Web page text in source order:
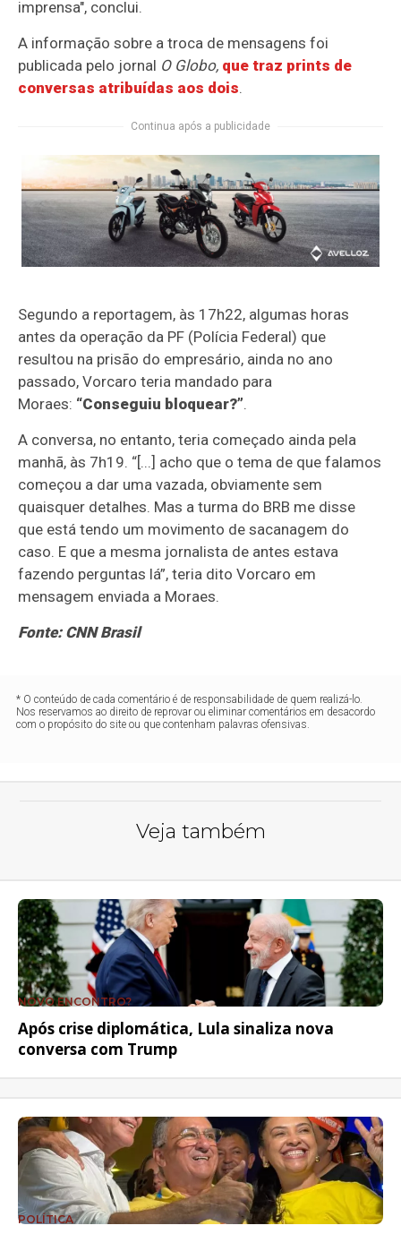
imprensa", conclui.
A informação sobre a troca de mensagens foi
publicada pelo jornal O Globo, que traz prints de
conversas atribuídas aos dois.
Continua após a publicidade
Segundo a reportagem, às 17h22, algumas horas
antes da operação da PF (Polícia Federal) que
resultou na prisão do empresário, ainda no ano
passado, Vorcaro teria mandado para
Moraes: “Conseguiu bloquear?”.
A conversa, no entanto, teria começado ainda pela
manhã, às 7h19. “[...] acho que o tema de que falamos
começou a dar uma vazada, obviamente sem
quaisquer detalhes. Mas a turma do BRB me disse
que está tendo um movimento de sacanagem do
caso. E que a mesma jornalista de antes estava
fazendo perguntas lá”, teria dito Vorcaro em
mensagem enviada a Moraes.
Fonte: CNN Brasil
* O conteúdo de cada comentário é de responsabilidade de quem realizá-lo.
Nos reservamos ao direito de reprovar ou eliminar comentários em desacordo
com o propósito do site ou que contenham palavras ofensivas.
Veja também
NOVO ENCONTRO?
Após crise diplomática, Lula sinaliza nova
conversa com Trump
POLÍTICA